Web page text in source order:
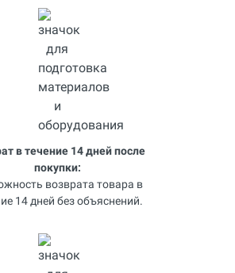
в течение 14 дней после
покупки:
возврата товара в
14 дней без объяснений.